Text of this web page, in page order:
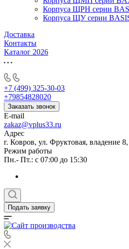
Корпуса ЩРН серии
Корпуса ЩУ серии
Доставка
Контакты
Каталог 2026
+7 (499) 325-30-03
+79854828020
Заказать звонок
E-mail
zakaz@vplus33.ru
Адрес
г. Ковров, ул. Фруктовая, владение
Режим работы
Пн.- Пт.: с 07:00 до 15:30
Подать заявку